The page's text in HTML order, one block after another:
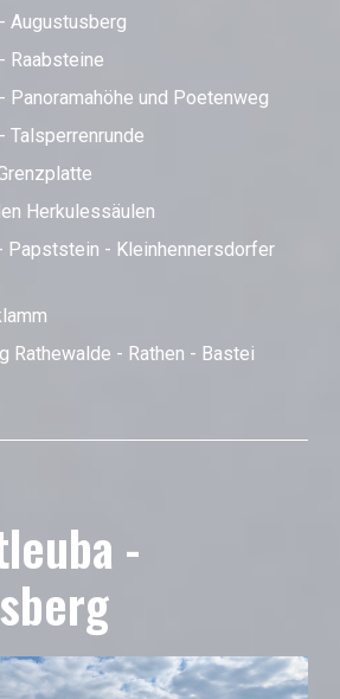
Augustusberg
Raabsteine
Panoramahöhe und Poetenweg
Talsperrenrunde
Herkulessäulen
Papststein - Kleinhennersdorfer
Rathewalde - Rathen - Bastei
-